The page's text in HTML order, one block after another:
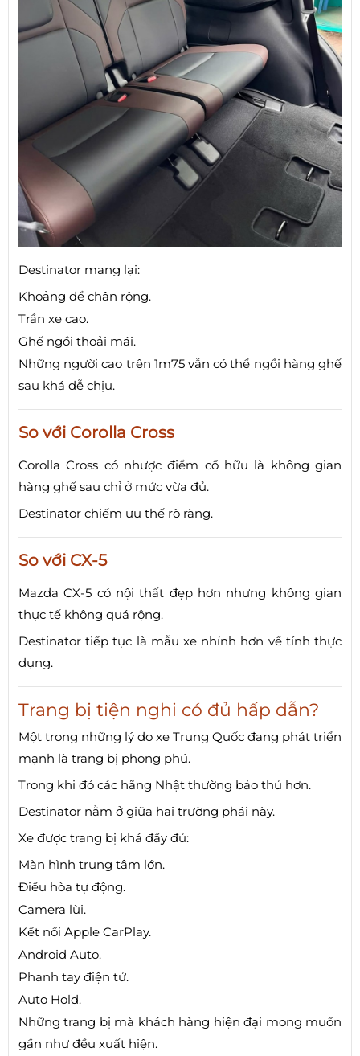
Destinator mang lại:
Khoảng để chân rộng.
Trần xe cao.
Ghế ngồi thoải mái.
Những người cao trên 1m75 vẫn có thể ngồi hàng ghế
sau khá dễ chịu.
So với Corolla Cross
Corolla Cross có nhược điểm cố hữu là không gian
hàng ghế sau chỉ ở mức vừa đủ.
Destinator chiếm ưu thế rõ ràng.
So với CX-5
Mazda CX-5 có nội thất đẹp hơn nhưng không gian
thực tế không quá rộng.
Destinator tiếp tục là mẫu xe nhỉnh hơn về tính thực
dụng.
Trang bị tiện nghi có đủ hấp dẫn?
Một trong những lý do xe Trung Quốc đang phát triển
mạnh là trang bị phong phú.
Trong khi đó các hãng Nhật thường bảo thủ hơn.
Destinator nằm ở giữa hai trường phái này.
Xe được trang bị khá đầy đủ:
Màn hình trung tâm lớn.
Điều hòa tự động.
Camera lùi.
Kết nối Apple CarPlay.
Android Auto.
Phanh tay điện tử.
Auto Hold.
Những trang bị mà khách hàng hiện đại mong muốn
gần như đều xuất hiện.